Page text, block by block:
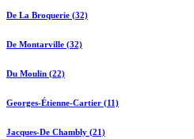
De La Broquerie (32)
De Montarville (32)
Du Moulin (22)
Georges-Étienne-Cartier (11)
Jacques-De Chambly (21)